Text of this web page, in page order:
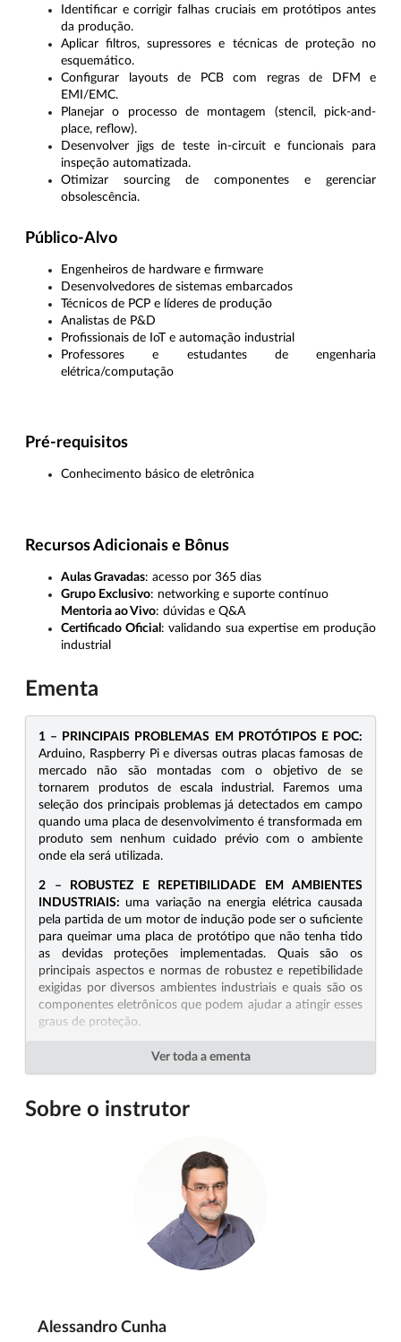
Identificar e corrigir falhas cruciais em protótipos antes
da produção.
Aplicar filtros, supressores e técnicas de proteção no
esquemático.
Configurar layouts de PCB com regras de DFM e
EMI/EMC.
Planejar o processo de montagem (stencil, pick-and-
place, reflow).
Desenvolver jigs de teste in-circuit e funcionais para
inspeção automatizada.
Otimizar sourcing de componentes e gerenciar
obsolescência.
Público-Alvo
Engenheiros de hardware e firmware
Desenvolvedores de sistemas embarcados
Técnicos de PCP e líderes de produção
Analistas de P&D
Profissionais de IoT e automação industrial
Professores e estudantes de engenharia
elétrica/computação
Pré-requisitos
Conhecimento básico de eletrônica
Recursos Adicionais e Bônus
Aulas Gravadas: acesso por 365 dias
Grupo Exclusivo: networking e suporte contínuo
Mentoria ao Vivo: dúvidas e Q&A
Certificado Oficial : validando sua expertise em produção
industrial
Ementa
1 – PRINCIPAIS PROBLEMAS EM PROTÓTIPOS E POC:
Arduino, Raspberry Pi e diversas outras placas famosas de
mercado não são montadas com o objetivo de se
tornarem produtos de escala industrial. Faremos uma
seleção dos principais problemas já detectados em campo
quando uma placa de desenvolvimento é transformada em
produto sem nenhum cuidado prévio com o ambiente
onde ela será utilizada.
2 – ROBUSTEZ E REPETIBILIDADE EM AMBIENTES
INDUSTRIAIS: uma variação na energia elétrica causada
pela partida de um motor de indução pode ser o suficiente
para queimar uma placa de protótipo que não tenha tido
as devidas proteções implementadas. Quais são os
principais aspectos e normas de robustez e repetibilidade
exigidas por diversos ambientes industriais e quais são os
componentes eletrônicos que podem ajudar a atingir esses
graus de proteção.
3 – ESQUEMÁTICO E PCB COM PROTEÇÕES PARA
tópico para quem vai fazer o esquema elétrico e a placa de
circuito impresso com foco em aumentar a proteção e a
4 – DESAFIOS DA PRODUÇÃO EM LARGA ESCALA:
quantas unidades você pretende fazer de seu produto? É
diferente montar 100 unidades do seu produto e montar
10 mil unidades de seu produto? Dicas e sugestões sobre
montagem em linha de produção de sistemas embarcados.
Prazos e preços típicos de montagens no Brasil e no
exemplos de montagens e projetos feitos no Brasil e no
Ver toda a ementa
Sobre o instrutor
Alessandro Cunha